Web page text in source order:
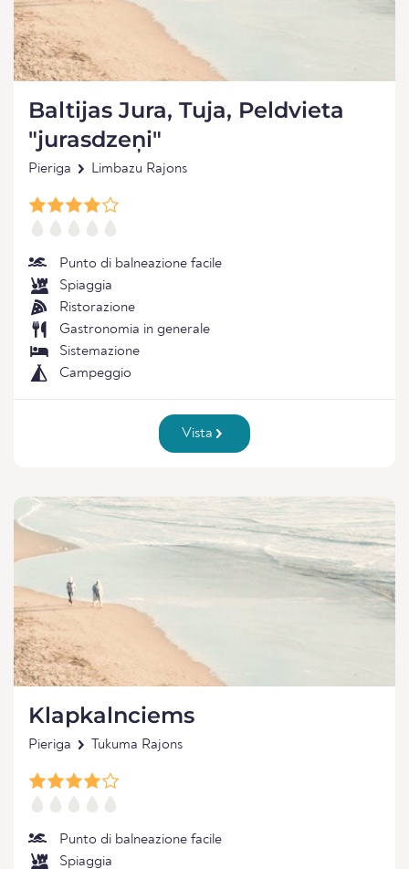
Baltijas Jura, Tuja, Peldvieta
"jurasdzeņi"
Pieriga Limbazu Rajons
Punto di balneazione facile
Spiaggia
Ristorazione
Gastronomia in generale
Sistemazione
Campeggio
Vista
Klapkalnciems
Pieriga Tukuma Rajons
Punto di balneazione facile
Spiaggia